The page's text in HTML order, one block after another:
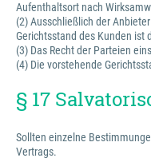
Aufenthaltsort nach
(2) Ausschließlich der
Gerichtsstand des Kunden ist
(3) Das Recht der Parteien
(4) Die vorstehende
§ 17
Sollten einzelne
Vertrags.